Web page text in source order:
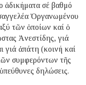
ἀδικήματα σέ βαθμό
Ὀργανωμένου
τῶν ὁποίων καί ὁ
Ἀνεστίδης, γιά
γιά ἀπάτη (κοινή καί
συμφερόντων τῆς
δηλώσεις.